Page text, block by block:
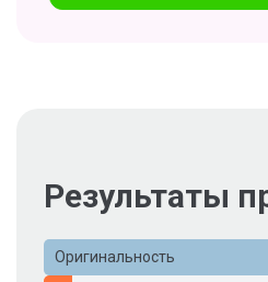
Результаты
Оригинальность